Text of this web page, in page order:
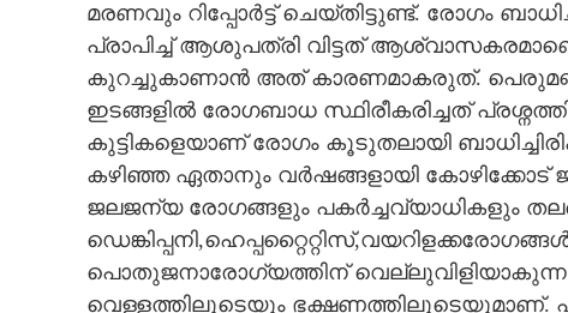
CONTACT US
മരണവും റിപ്പോർട്ട് ചെയ്തിട്ടുണ്ട്. രോഗം
പ്രാപിച്ച് ആശുപത്രി വിട്ടത്
കുറച്ചുകാണാൻ അത് കാരണമാകരുത്.
ഇടങ്ങളിൽ രോഗബാധ സ്ഥിരീകരിച്ചത്
കുട്ടികളെയാണ് രോഗം കൂടുതലായി
കഴിഞ്ഞ ഏതാനും വർഷങ്ങളായി കോഴിക്കോട്
ജലജന്യ രോഗങ്ങളും പകർച്ചവ്യാധികളും
പൊതുജനാരോഗ്യത്തിന്
വെള്ളത്തിലൂടെയും ഭക്ഷണത്തിലൂടെയുമാണ്.